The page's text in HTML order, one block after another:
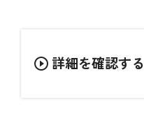
play_circle_outline 詳細を確認する